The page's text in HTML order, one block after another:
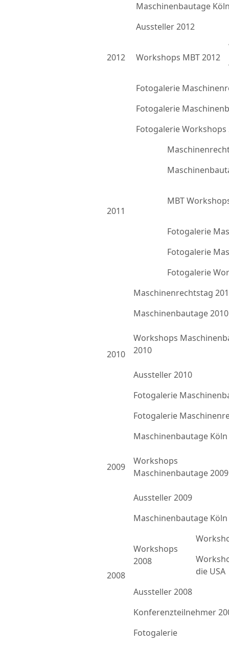
2012
Maschinenbautage
Aussteller 2012
Workshops MBT 2012
Fotogalerie
Fotogalerie
Fotogalerie Workshops
2011
MBT
Fotogalerie
Fotogalerie
Fotogalerie
2010
Maschinenrechtstag
Maschinenbautage 2010
Workshops
2010
Aussteller 2010
Fotogalerie
Fotogalerie
2009
Maschinenbautage Köln
Workshops
Maschinenbautage 2009
Aussteller 2009
2008
Maschinenbautage Köln
Workshops
2008
die USA
Aussteller 2008
Konferenzteilnehmer
Fotogalerie